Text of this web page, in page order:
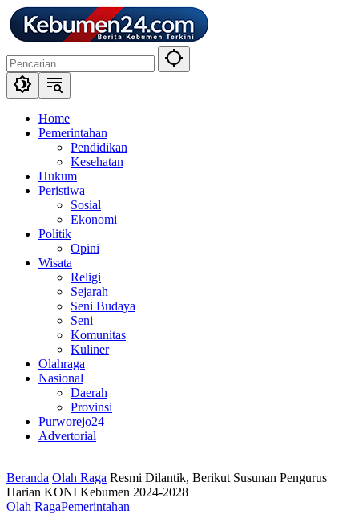
Langsung
ke
konten
Home
Pemerintahan
Pendidikan
Kesehatan
Hukum
Peristiwa
Sosial
Ekonomi
Politik
Opini
Wisata
Religi
Sejarah
Seni Budaya
Seni
Komunitas
Kuliner
Olahraga
Nasional
Daerah
Provinsi
Purworejo24
Advertorial
Beranda Olah Raga Resmi Dilantik, Berikut Susunan Pengurus
Harian KONI Kebumen 2024-2028
Olah RagaPemerintahan